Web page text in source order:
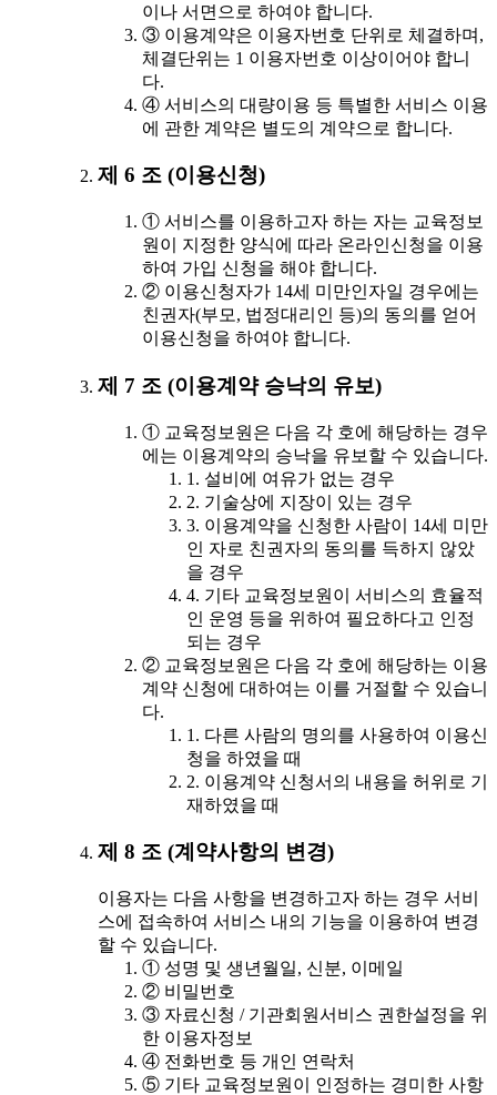
이나 서면으로 하여야 합니다.
③ 이용계약은 이용자번호 단위로 체결하며,
체결단위는 1 이용자번호 이상이어야 합니
다.
④ 서비스의 대량이용 등 특별한 서비스 이용
에 관한 계약은 별도의 계약으로 합니다.
제 6 조 (이용신청)
① 서비스를 이용하고자 하는 자는 교육정보
원이 지정한 양식에 따라 온라인신청을 이용
하여 가입 신청을 해야 합니다.
② 이용신청자가 14세 미만인자일 경우에는
친권자(부모, 법정대리인 등)의 동의를 얻어
이용신청을 하여야 합니다.
제 7 조 (이용계약 승낙의 유보)
① 교육정보원은 다음 각 호에 해당하는 경우
에는 이용계약의 승낙을 유보할 수 있습니다.
1. 설비에 여유가 없는 경우
2. 기술상에 지장이 있는 경우
3. 이용계약을 신청한 사람이 14세 미만
인 자로 친권자의 동의를 득하지 않았
을 경우
4. 기타 교육정보원이 서비스의 효율적
인 운영 등을 위하여 필요하다고 인정
되는 경우
② 교육정보원은 다음 각 호에 해당하는 이용
계약 신청에 대하여는 이를 거절할 수 있습니
다.
1. 다른 사람의 명의를 사용하여 이용신
청을 하였을 때
2. 이용계약 신청서의 내용을 허위로 기
재하였을 때
제 8 조 (계약사항의 변경)
이용자는 다음 사항을 변경하고자 하는 경우 서비
스에 접속하여 서비스 내의 기능을 이용하여 변경
할 수 있습니다.
① 성명 및 생년월일, 신분, 이메일
② 비밀번호
③ 자료신청 / 기관회원서비스 권한설정을 위
한 이용자정보
④ 전화번호 등 개인 연락처
⑤ 기타 교육정보원이 인정하는 경미한 사항